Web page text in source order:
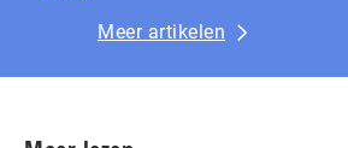
Meer artikelen